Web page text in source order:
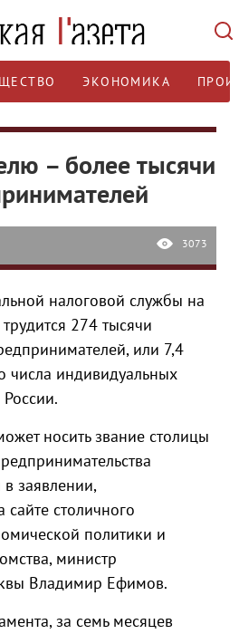
ЭКОНОМИКА
– более тысячи
3073
налоговой службы на
274 тысячи
или 7,4
числа индивидуальных
носить звание столицы
заявлении,
столичного
политики и
министр
Владимир Ефимов.
за семь месяцев